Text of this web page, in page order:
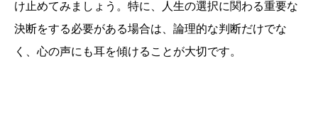
け止めてみましょう。特に、人生の選択に関わる重要な
決断をする必要がある場合は、論理的な判断だけでな
く、心の声にも耳を傾けることが大切です。